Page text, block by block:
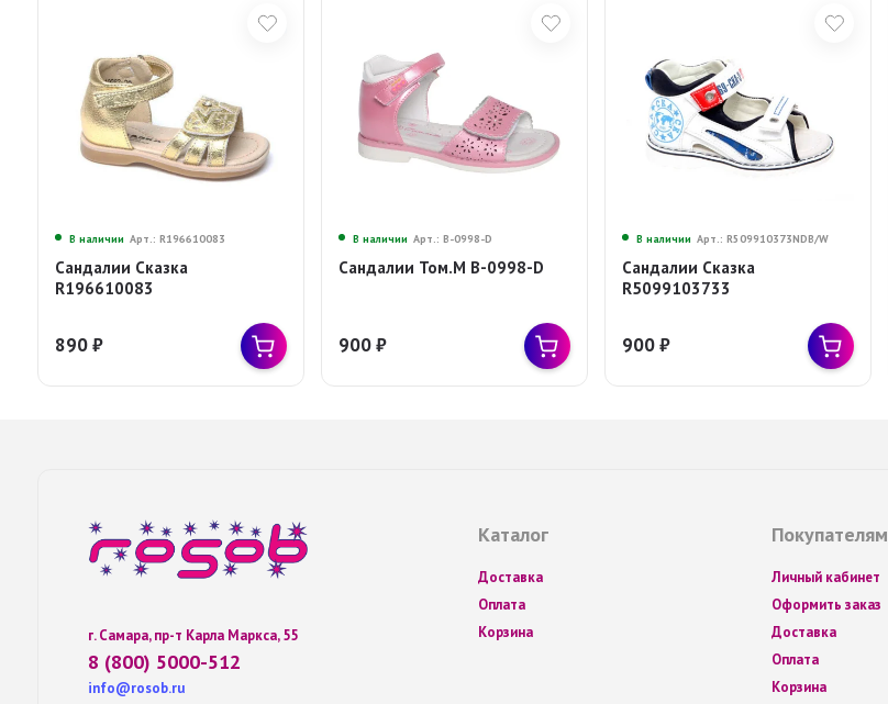
В наличии Арт.: R196610083
Сандалии Сказка
R196610083
890₽
В наличии Арт.: B-0998-D
Сандалии Том.М B-0998-D
900₽
В наличии Арт.: R509910373NDB/W
Сандалии Сказка
R5099103733
900₽
г. Самара, пр-т Карла Маркса, 55
8 (800) 5000-512
info@rosob.ru
Каталог
Доставка
Оплата
Корзина
Покупателям
Личный кабинет
Оформить заказ
Доставка
Оплата
Корзина